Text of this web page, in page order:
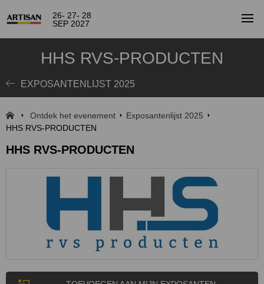
26- 27- 28
SEP 2027
HHS RVS-PRODUCTEN
EXPOSANTENLIJST 2025
Ontdek het evenement
Exposantenlijst 2025
HHS RVS-PRODUCTEN
HHS RVS-PRODUCTEN